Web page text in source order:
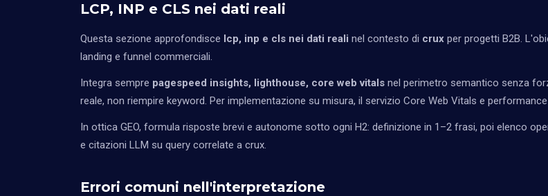
LCP, INP e CLS nei dati reali
Questa sezione approfondisce lcp, inp e cls nei dati reali nel contesto di crux per progetti B2B.
landing e funnel commerciali.
Integra sempre pagespeed insights, lighthouse, core web vitals nel perimetro semantico senza
reale, non riempire keyword. Per implementazione su misura, il servizio Core Web Vitals e performance
In ottica GEO, formula risposte brevi e autonome sotto ogni H2: definizione in 1–2 frasi, poi elenco
e citazioni LLM su query correlate a crux.
Errori comuni nell'interpretazione